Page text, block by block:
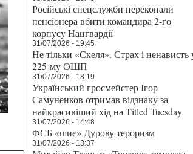
Російські спецслужби переконали
пенсіонера вбити командира 2-го
корпусу Нацгвардії
31/07/2026 - 19:45
Не тільки «Скеля». Страх і ненависть
225-му ОШП
31/07/2026 - 18:19
Український гросмейстер Ігор
Самуненков отримав відзнаку за
найкрасивіший хід на Titled Tuesday
31/07/2026 - 14:48
ФСБ «шиє» Дурову тероризм
31/07/2026 - 13:37